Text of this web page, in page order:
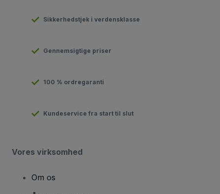
Sikkerhedstjek i verdensklasse
Gennemsigtige priser
100 % ordregaranti
Kundeservice fra start til slut
Vores virksomhed
Om os